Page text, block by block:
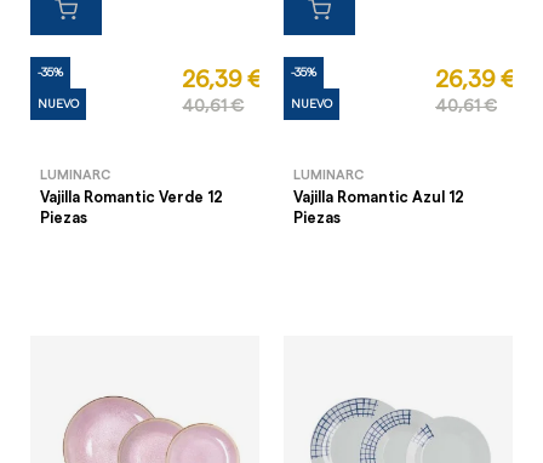
-35%
NUEVO
26,39 €
40,61 €
LUMINARC
Vajilla Romantic Verde 12
Piezas
-35%
NUEVO
26,39 €
40,61 €
LUMINARC
Vajilla Romantic Azul 12
Piezas